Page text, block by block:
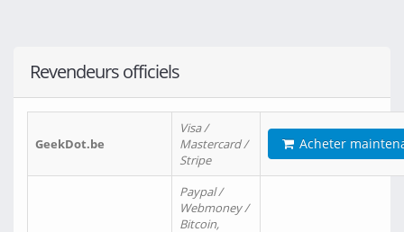
Revendeurs officiels
GeekDot.be
Visa /
Mastercard /
Stripe
Acheter
Paypal /
Webmoney /
Bitcoin,